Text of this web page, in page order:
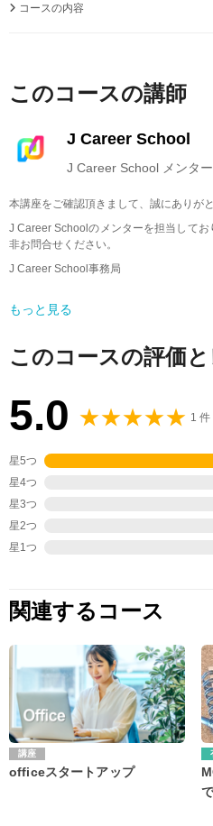
コースの内容
このコースの講師
J Career School
J Career School メンター
本講座をご確認頂きまして、誠にありが
J Career Schoolのメンターを担当して
非お問合せください。
J Career School事務局
受付時間 10：00〜17：00（土日祝日、
もっと見る
このコースの評価
5.0 1 件
星5つ
星4つ
星3つ
星2つ
星1つ
関連するコース
講座
officeスタートアップ